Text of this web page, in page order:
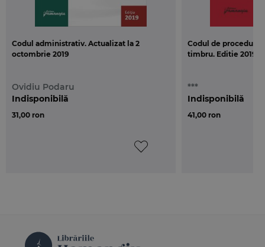
Codul administrativ. Actualizat la 2
octombrie 2019
Ovidiu Podaru
31,00 ron
Indisponibilă
Codul de procedura
timbru. Editie 2019
***
41,00 ron
Indisponibilă